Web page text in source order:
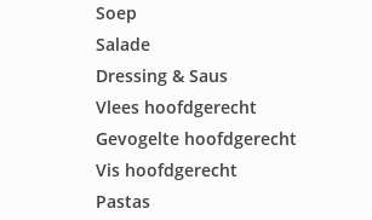
Soep
Salade
Dressing & Saus
Vlees hoofdgerecht
Gevogelte hoofdgerecht
Vis hoofdgerecht
Pastas